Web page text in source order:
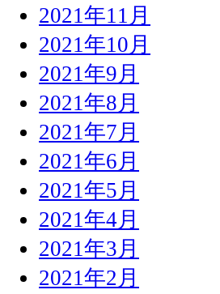
2021年11月
2021年10月
2021年9月
2021年8月
2021年7月
2021年6月
2021年5月
2021年4月
2021年3月
2021年2月